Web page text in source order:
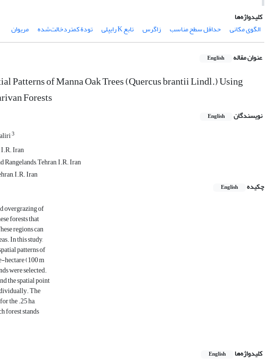
کلیدواژه‌ها
الگوی مکانی
حداقل سطح مناسب زاگرس تابع K رایپلی تودة‌ کمتر‌دخالت‌شده مریوان
عنوان مقاله English
Patterns of Manna Oak Trees (Quercus brantii Lindl.) Using
Forests
نویسندگان English
3
I.R. Iran
Rangelands, Tehran, I.R. Iran
I.R. Iran
چکیده
English
overgrazing of
forests that
regions can
In this study,
patterns of
hectare (100 m
were selected.
the spatial point
The
the .25 ha,
forest stands
کلیدواژه‌ها English